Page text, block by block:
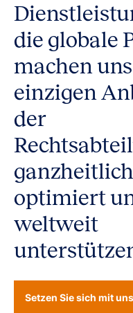
die globale
machen
einzigen
der
optimiert
weltweit
Setzen Sie sich mit